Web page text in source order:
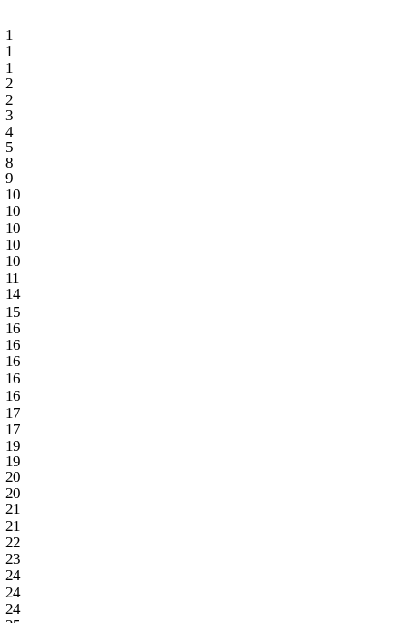
1
1
1
2
2
3
4
5
8
9
10
10
10
10
10
11
14
15
16
16
16
16
16
17
17
19
19
20
20
21
21
22
23
24
24
24